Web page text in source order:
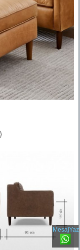
MesajYaz